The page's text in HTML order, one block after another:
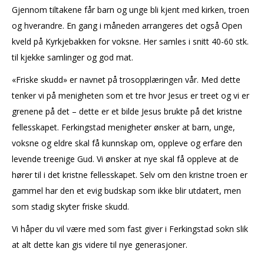
Gjennom tiltakene får barn og unge bli kjent med kirken, troen
og hverandre. En gang i måneden arrangeres det også Open
kveld på Kyrkjebakken for voksne. Her samles i snitt 40-60 stk.
til kjekke samlinger og god mat.
«Friske skudd» er navnet på trosopplæringen vår. Med dette
tenker vi på menigheten som et tre hvor Jesus er treet og vi er
grenene på det – dette er et bilde Jesus brukte på det kristne
fellesskapet. Ferkingstad menigheter ønsker at barn, unge,
voksne og eldre skal få kunnskap om, oppleve og erfare den
levende treenige Gud. Vi ønsker at nye skal få oppleve at de
hører til i det kristne fellesskapet. Selv om den kristne troen er
gammel har den et evig budskap som ikke blir utdatert, men
som stadig skyter friske skudd.
Vi håper du vil være med som fast giver i Ferkingstad sokn slik
at alt dette kan gis videre til nye generasjoner.